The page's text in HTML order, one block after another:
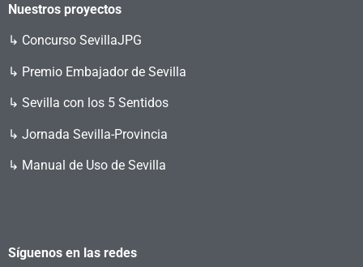
Nuestros proyectos
↳ Concurso SevillaJPG
↳ Premio Embajador de Sevilla
↳ Sevilla con los 5 Sentidos
↳ Jornada Sevilla-Provincia
↳ Manual de Uso de Sevilla
Síguenos en las redes